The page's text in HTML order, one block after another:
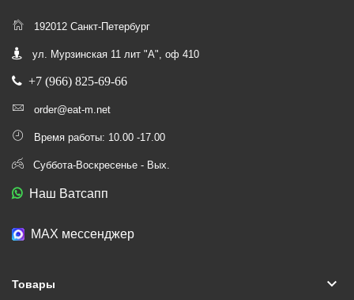
192012 Санкт-Петербург
ул. Мурзинская 11 лит "А", оф 410
+7 (966) 825-69-66
order@eat-m.net
Время работы: 10.00 -17.00
Суббота-Воскресенье - Вых.
Наш Ватсапп
МАХ мессенджер
Товары keyboard_arrow_down